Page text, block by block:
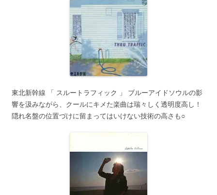
東北新幹線 「 スルートラフィック 」 ブルーアイドソウルの影
響を汲みながら、クールにキメた楽曲は瑞々しく透明度高し！
隠れ名盤の位置づけに留まってはいけない技術の高さも○